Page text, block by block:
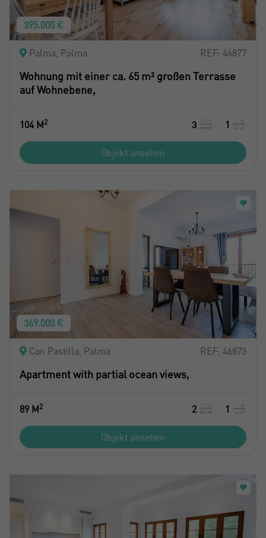
395.000 €
Palma, Palma REF: 46877
Wohnung mit einer ca. 65 m² großen Terrasse
auf Wohnebene,
104 M2 3 1
Objekt ansehen
369.000 €
Can Pastilla, Palma REF: 46873
Apartment with partial ocean views,
89 M2 2 1
Objekt ansehen